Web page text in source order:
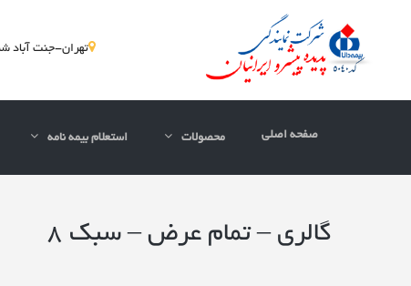
تهران-جنت آباد شمالی-
صفحه اصلی محصولات استعلام بیمه نامه
گالری – تمام عرض – سبک 8